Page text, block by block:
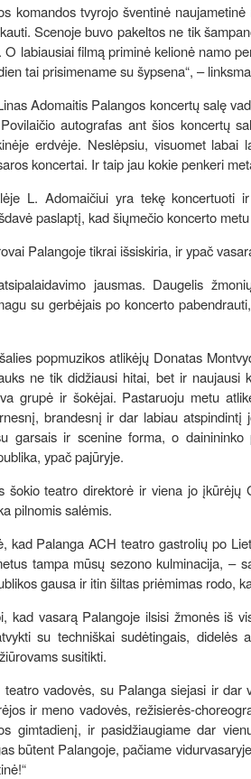
komandos tvyrojo šventinė
Scenoje buvo pakeltos ne tik
labiausiai filmą priminė kelionė namo
tai prisimename su šypsena“, –
Adomaitis Palangos koncertų salę
autografas ant šios koncertų
erdvėje. Neslėpsiu, visuomet
koncertai. Ir taip jau kokie penkeri
L. Adomaičiui yra tekę
paslaptį, kad šiųmečio koncerto
Palangoje tikrai išsiskiria, ir ypač
jausmas. Daugelis
su gerbėjais po koncerto
popmuzikos atlikėjų Donatas
ne tik didžiausi hitai, bet ir
grupė ir šokėjai. Pastaruoju metu
brandesnį ir dar labiau
garsais ir scenine forma, o
ypač pajūryje.
šokio teatro direktorė ir viena jo
pilnomis salėmis.
kad Palanga ACH teatro gastrolių po
tampa mūsų sezono kulminacija, –
gausa ir itin šiltas priėmimas rodo,
kad vasarą Palangoje ilsisi žmonės iš
su techniškai sudėtingais, didelės
susitikti.
vadovės, su Palanga siejasi ir
ir meno vadovės, režisierės-
gimtadienį, ir pasidžiaugiame dar
būtent Palangoje, pačiame